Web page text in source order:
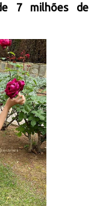
7 milhões de